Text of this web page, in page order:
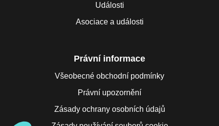
Události
Asociace a události
Právní informace
Všeobecné obchodní podmínky
Právní upozornění
Zásady ochrany osobních údajů